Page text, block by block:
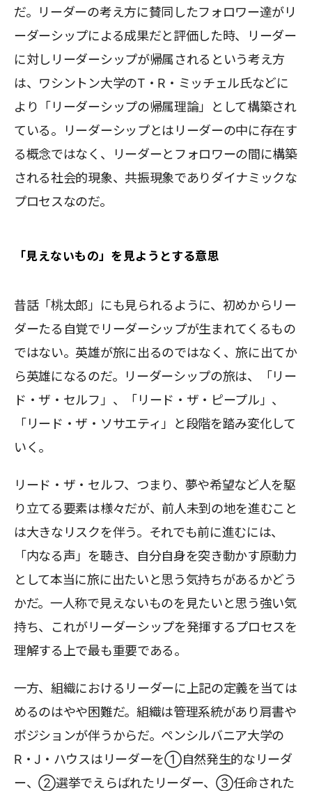
だ。リーダーの考え方に賛同したフォロワー達がリ
ーダーシップによる成果だと評価した時、リーダー
に対しリーダーシップが帰属されるという考え方
は、ワシントン大学のT・R・ミッチェル氏などに
より「リーダーシップの帰属理論」として構築され
ている。リーダーシップとはリーダーの中に存在す
る概念ではなく、リーダーとフォロワーの間に構築
される社会的現象、共振現象でありダイナミックな
プロセスなのだ。
「見えないもの」を見ようとする意思
昔話「桃太郎」にも見られるように、初めからリー
ダーたる自覚でリーダーシップが生まれてくるもの
ではない。英雄が旅に出るのではなく、旅に出てか
ら英雄になるのだ。リーダーシップの旅は、「リー
ド・ザ・セルフ」、「リード・ザ・ピープル」、
「リード・ザ・ソサエティ」と段階を踏み変化して
いく。
リード・ザ・セルフ、つまり、夢や希望など人を駆
り立てる要素は様々だが、前人未到の地を進むこと
は大きなリスクを伴う。それでも前に進むには、
「内なる声」を聴き、自分自身を突き動かす原動力
として本当に旅に出たいと思う気持ちがあるかどう
かだ。一人称で見えないものを見たいと思う強い気
持ち、これがリーダーシップを発揮するプロセスを
理解する上で最も重要である。
一方、組織におけるリーダーに上記の定義を当ては
めるのはやや困難だ。組織は管理系統があり肩書や
ポジションが伴うからだ。ペンシルバニア大学の
R・J・ハウスはリーダーを①自然発生的なリーダ
ー、②選挙でえらばれたリーダー、③任命された